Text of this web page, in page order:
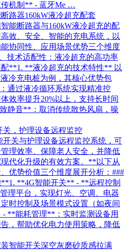
机制** - 蓝牙Me …
路器160kW液冷超充配套
能断路器与160kW液冷超充的配
效、安全、智能的充电系统，以
协同性、应用场景优势三个维度
技术适配性：液冷超充的高功率
**1. **液冷超充的技术特性** 以
冷充电桩为例，其核心优势包
通过液冷循环系统实现精准控
效率提升20%以上，支持长时间
静音**：取消传统散热风扇，噪
关，护理设备远程监控
关与护理设备远程监控系统，可
理效率、保障老人安全，并降低
代化升级的有效方案。**以下从
优势价值三个维度展开分析：###
**4G智能开关** - **远程控制
理平台，实现灯光、空调、电器
时控制及场景模式设置（如夜间
- **能耗管理**：实时监测设备用
，帮助优化电力使用策略，降低
智能开关深空灰磨砂质感拉满